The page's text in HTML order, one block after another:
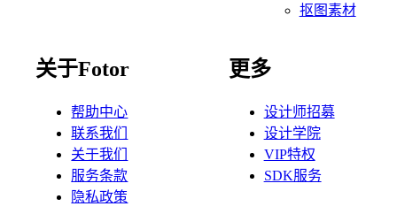
抠图素材
关于Fotor
帮助中心
联系我们
关于我们
服务条款
隐私政策
更多
设计师招募
设计学院
VIP特权
SDK服务